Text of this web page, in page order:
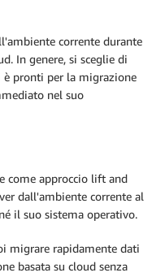
corrente durante
In genere, si sceglie di
è pronti per la migrazione
nel suo
come approccio lift and
dall'ambiente corrente al
il suo sistema operativo.
migrare rapidamente dati
basata su cloud senza